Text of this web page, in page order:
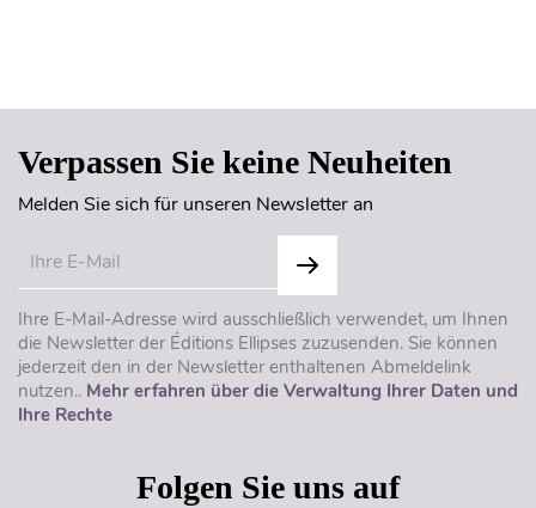
Verpassen Sie keine Neuheiten
Melden Sie sich für unseren Newsletter an
Ihre E-Mail-Adresse wird ausschließlich verwendet, um Ihnen
die Newsletter der Éditions Ellipses zuzusenden. Sie können
jederzeit den in der Newsletter enthaltenen Abmeldelink
nutzen.. Mehr erfahren über die Verwaltung Ihrer Daten und
Ihre Rechte
Folgen Sie uns auf